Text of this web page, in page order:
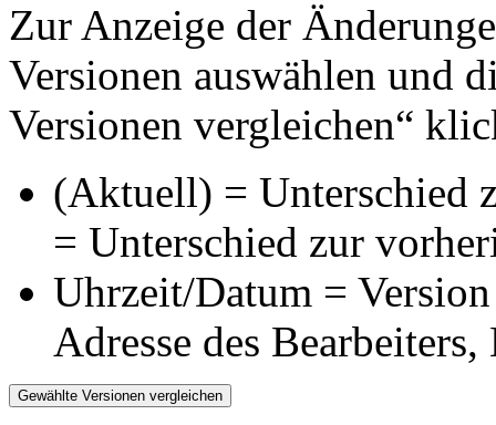
Zur Anzeige der
Versionen auswählen und
Versionen vergleichen“
(Aktuell) = Unterschied
= Unterschied zur
Uhrzeit/Datum =
Adresse des